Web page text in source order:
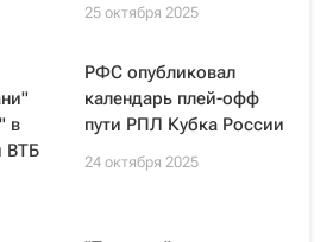
25 октября 2025
в
ВТБ
РФС опубликовал
календарь плей-офф
пути РПЛ Кубка России
24 октября 2025